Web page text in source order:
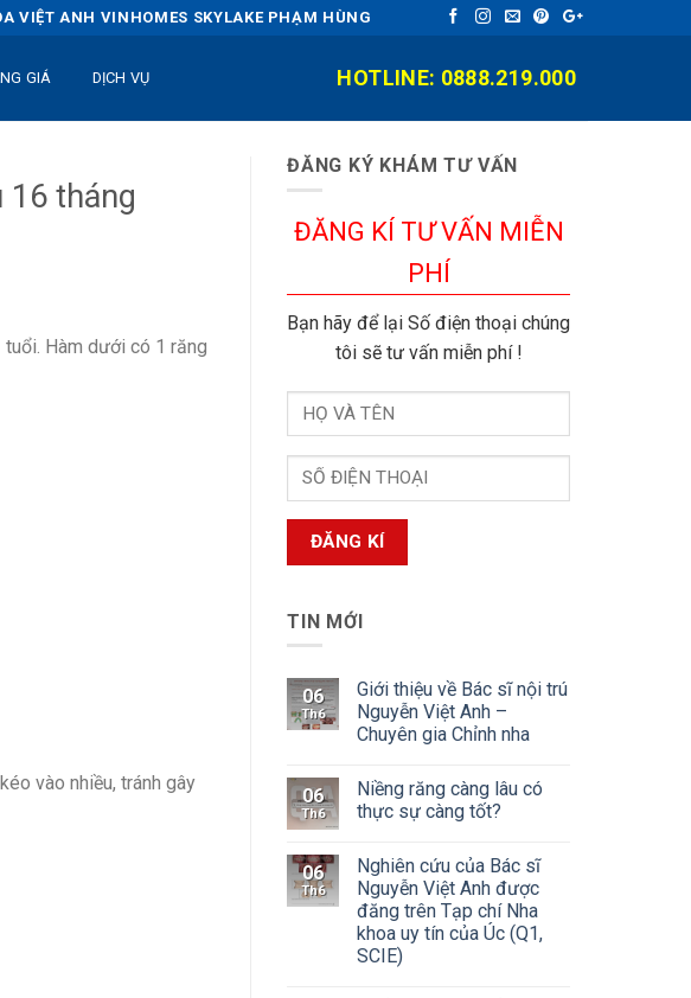
VIỆT ANH VINHOMES SKYLAKE PHẠM HÙNG
GIÁ DỊCH VỤ HOTLINE: 0888.219.000
16 tháng
tuổi. Hàm dưới có 1 răng
vào nhiều, tránh gây
ĐĂNG KÝ KHÁM TƯ VẤN
ĐĂNG KÍ TƯ VẤN MIỄN
PHÍ
Bạn hãy để lại Số điện thoại chúng
tôi sẽ tư vấn miễn phí !
TIN MỚI
06
Th6
Giới thiệu về Bác sĩ nội trú
Nguyễn Việt Anh –
Chuyên gia Chỉnh nha
06
Th6
Niềng răng càng lâu có
thực sự càng tốt?
06
Th6
Nghiên cứu của Bác sĩ
Nguyễn Việt Anh được
đăng trên Tạp chí Nha
khoa uy tín của Úc (Q1,
SCIE)